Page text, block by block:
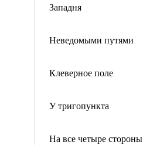
Западня
Неведомыми путями
Клеверное поле
У тригопункта
На все четыре стороны